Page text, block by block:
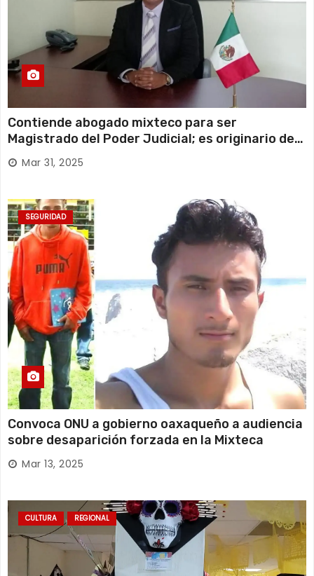
Contiende abogado mixteco para ser
Magistrado del Poder Judicial; es originario de
Huajuapan de León
Mar 31, 2025
SEGURIDAD
Convoca ONU a gobierno oaxaqueño a audiencia
sobre desaparición forzada en la Mixteca
Mar 13, 2025
CULTURA REGIONAL